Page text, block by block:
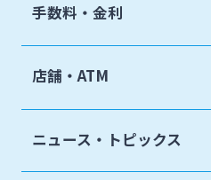
手数料・金利
店舗・ATM
ニュース・トピックス